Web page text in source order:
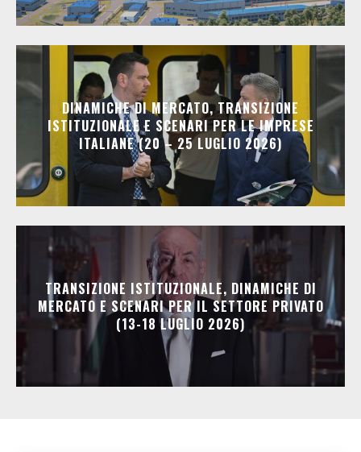
DINAMICHE DI MERCATO, TRANSIZIONE
ISTITUZIONALE E SCENARI PER LE IMPRESE
ITALIANE (20 – 25 LUGLIO 2026)
TRANSIZIONE ISTITUZIONALE, DINAMICHE DI
MERCATO E SCENARI PER IL SETTORE PRIVATO
(13-18 LUGLIO 2026)